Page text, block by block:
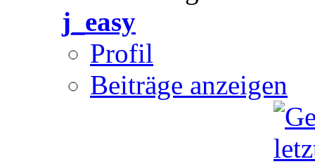
j_easy
Profil
Beiträge anzeigen